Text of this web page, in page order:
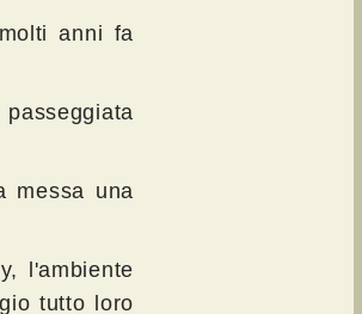
anni fa
messa una
l'ambiente
tutto loro